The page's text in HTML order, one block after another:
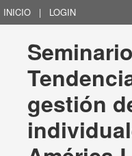
INICIO | LOGIN
gestión